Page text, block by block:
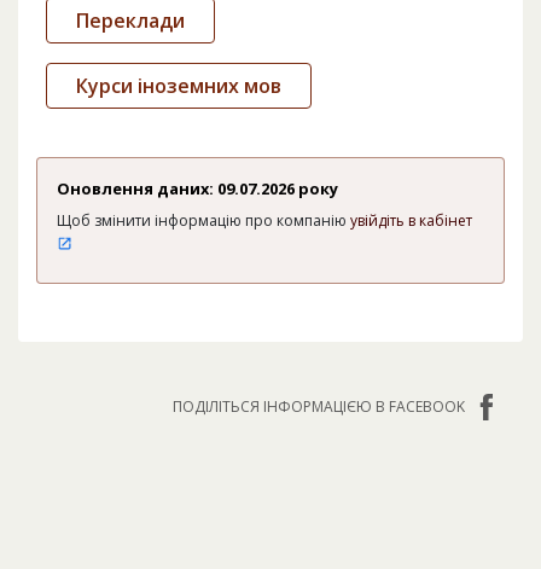
Переклади
Курси іноземних мов
Оновлення даних: 09.07.2026 року
Щоб змінити інформацію про компанію увійдіть в кабінет
ПОДІЛІТЬСЯ ІНФОРМАЦІЄЮ В FACEBOOK